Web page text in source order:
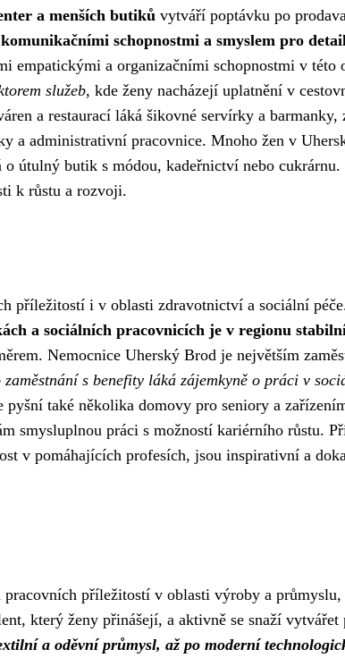
a menších butiků vytváří poptávku po
schopnostmi a smyslem pro
empatickými a organizačními schopnostmi v
služeb, kde ženy nacházejí uplatnění v
a restaurací láká šikovné servírky a barmanky,
a administrativní pracovnice. Mnoho žen v
o útulný butik s módou, kadeřnictví nebo cukrárnu.
k růstu a rozvoji.
příležitostí i v oblasti zdravotnictví a sociální
a sociálních pracovnicích je v regionu
Nemocnice Uherský Brod je největším
zaměstnání s benefity láká zájemkyně o práci v
pyšní také několika domovy pro seniory a
smysluplnou práci s možností kariérního růstu.
v pomáhajících profesích, jsou inspirativní a
příležitostí v oblasti výroby a
který ženy přinášejí, a aktivně se snaží vytvářet
a oděvní průmysl, až po moderní